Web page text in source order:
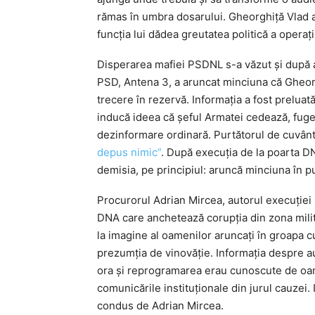
rămas în umbra dosarului. Gheorghiță
funcția lui dădea greutatea politică a
Disperarea mafiei PSDNL s-a văzut și
PSD, Antena 3, a aruncat minciuna că
trecere în rezervă. Informația a fost
inducă ideea că șeful Armatei cedează,
dezinformare ordinară. Purtătorul de
depus nimic”. După execuția de la poarta
demisia, pe principiul: aruncă minciuna în
Procurorul Adrian Mircea, autorul
DNA care anchetează corupția din zona
la imagine al oamenilor aruncați în groapa
prezumția de vinovăție. Informația despre
ora și reprogramarea erau cunoscute de
comunicările instituționale din jurul cauzei.
condus de Adrian Mircea.